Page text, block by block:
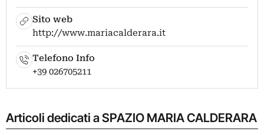
Sito web
http://www.mariacalderara.it
Telefono Info
+39 026705211
Articoli dedicati a SPAZIO MARIA CALDERARA